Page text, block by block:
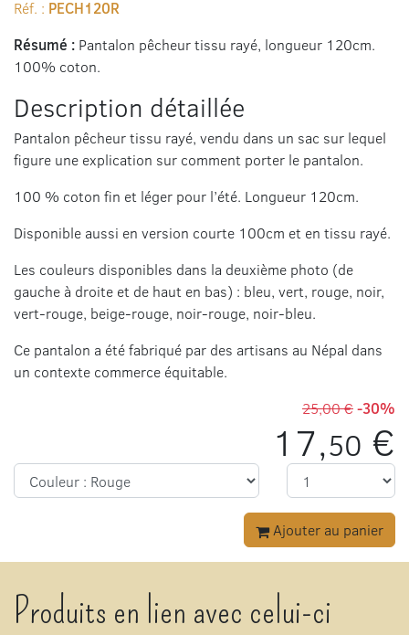
Réf. : PECH120R
Résumé : Pantalon pêcheur tissu rayé, longueur 120cm.
100% coton.
Description détaillée
Pantalon pêcheur tissu rayé, vendu dans un sac sur lequel
figure une explication sur comment porter le pantalon.
100 % coton fin et léger pour l’été. Longueur 120cm.
Disponible aussi en version courte 100cm et en tissu rayé.
Les couleurs disponibles dans la deuxième photo (de
gauche à droite et de haut en bas) : bleu, vert, rouge, noir,
vert-rouge, beige-rouge, noir-rouge, noir-bleu.
Ce pantalon a été fabriqué par des artisans au Népal dans
un contexte commerce équitable.
25,00 €-30%
17,50 €
Ajouter au panier
Produits en lien avec celui-ci